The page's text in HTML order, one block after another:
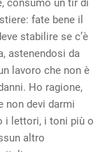
consumo un tir di
fate bene il
stabilire se c’è
astenendosi da
lavoro che non è
Ho ragione,
non devi darmi
i lettori, i toni più o
altro